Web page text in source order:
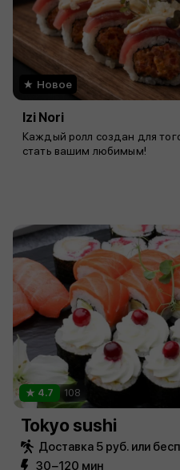
Новое
Izi Nori
Каждый ролл создан для
стать вашим любимым!
4.7 108
Tokyo sushi
Доставка 5 руб. или
30−120 мин